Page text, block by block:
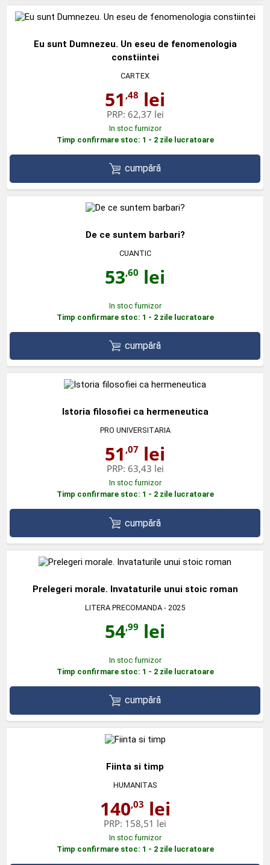
Eu sunt Dumnezeu. Un eseu de fenomenologia
constiintei
CARTEX
51 ,48 lei
PRP: 62,37 lei
In stoc furnizor
Timp confirmare stoc: 1 - 2 zile lucratoare
cumpără
De ce suntem barbari?
CUANTIC
53,60 lei
In stoc furnizor
Timp confirmare stoc: 1 - 2 zile lucratoare
cumpără
Istoria filosofiei ca hermeneutica
PRO UNIVERSITARIA
51 ,07 lei
PRP: 63,43 lei
In stoc furnizor
Timp confirmare stoc: 1 - 2 zile lucratoare
cumpără
Prelegeri morale. Invataturile unui stoic roman
LITERA PRECOMANDA - 2025
54,99 lei
In stoc furnizor
Timp confirmare stoc: 1 - 2 zile lucratoare
cumpără
Fiinta si timp
HUMANITAS
140,03 lei
PRP: 158,51 lei
In stoc furnizor
Timp confirmare stoc: 1 - 2 zile lucratoare